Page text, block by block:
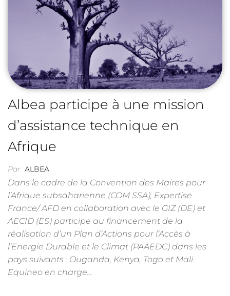
Albea participe à une mission
d’assistance technique en
Afrique
Par ALBEA
Dans le cadre de la Convention des Maires pour
l’Afrique subsaharienne (COM SSA), Expertise
France/ AFD en collaboration avec le GIZ (DE) et
AECID (ES) participe au financement de la
réalisation d’un Plan d’Actions pour l’Accès à
l’Energie Durable et le Climat (PAAEDC) dans les
pays suivants : Ouganda, Kenya, Togo et Mali.
Equineo en charge…